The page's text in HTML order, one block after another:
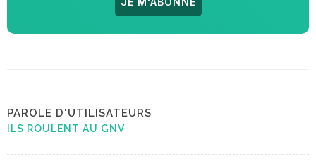
PAROLE D'UTILISATEURS
ILS ROULENT AU GNV